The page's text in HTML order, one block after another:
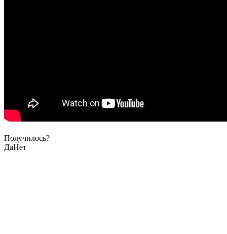
Получилось?
ДаНет